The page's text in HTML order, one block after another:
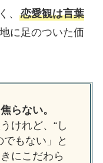
、 恋愛観は言葉
に足のついた価
らない。
けれど、“し
でもない」と
にこだわら